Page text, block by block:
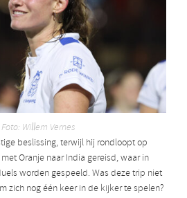
Willem Vernes
beslissing, terwijl hij rondloopt op
Oranje naar India gereisd, waar in
worden gespeeld. Was deze trip niet
zich nog één keer in de kijker te spelen?